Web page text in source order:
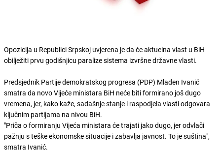
Opozicija u Republici Srpskoj uvjerena je da će aktuelna vlast u BiH
obilježiti prvu godišnjicu paralize sistema izvršne državne vlasti.
Predsjednik Partije demokratskog progresa (PDP) Mladen Ivanić
smatra da novo Vijeće ministara BiH neće biti formirano još dugo
vremena, jer, kako kaže, sadašnje stanje i raspodjela vlasti odgovara
ključnim partijama na nivou BiH.
"Priča o formiranju Vijeća ministara će trajati jako dugo, jer odvlači
pažnju s teške ekonomske situacije i zabavlja javnost. To je suština",
smatra Ivanić.